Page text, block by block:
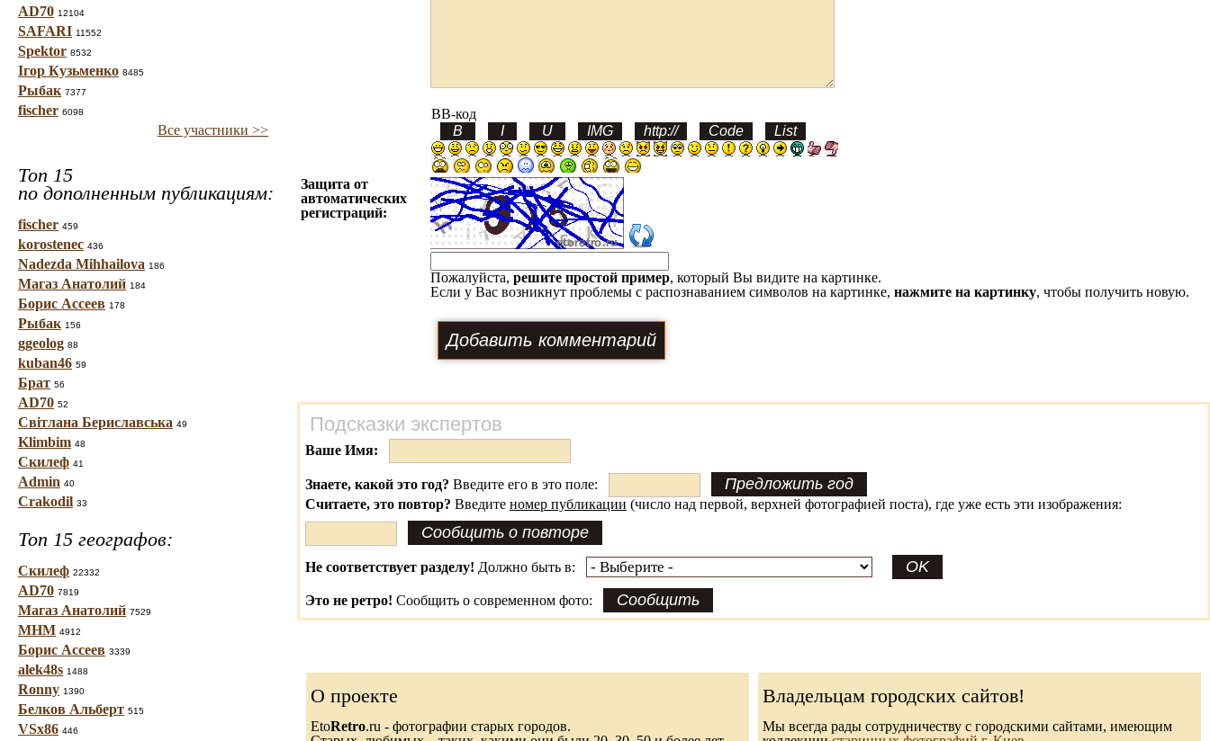
AD70 12104
SAFARI 11552
Spektor 8532
Ігор Кузьменко 8485
Рыбак 7377
fischer 6098
Все участники >>
Топ 15
по дополненным публикациям:
fischer 459
korostenec 436
Nadezda Mihhailova 186
Магаз Анатолий 184
Борис Ассеев 178
Рыбак 156
ggeolog 88
kuban46 59
Брат 56
AD70 52
Світлана Бериславська 49
Klimbim 48
Скилеф 41
Admin 40
Crakodil 33
Топ 15 географов:
Скилеф 22332
AD70 7819
Магаз Анатолий 7529
МНМ 4912
Борис Ассеев 3339
alek48s 1488
Ronny 1390
Белков Альберт 515
VSx86 446
BB-код
Защита от
автоматических
регистраций:
Пожалуйста, решите простой пример, который Вы видите на картинке.
Если у Вас возникнут проблемы с распознаванием символов на картинке, нажмите на картинку, чтобы получить новую.
Подсказки экспертов
Ваше Имя:
Знаете, какой это год? Введите его в это поле:
Считаете, это повтор? Введите номер публикации (число над первой, верхней фотографией поста), где уже есть эти изображения:
Не соответствует разделу! Должно быть в:
Это не ретро! Сообщить о современном фото:
О проекте
EtoRetro.ru - фотографии старых городов.
Владельцам городских сайтов!
Мы всегда рады сотрудничеству с городскими сайтами, имеющим